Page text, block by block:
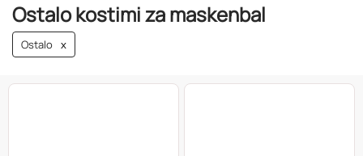
Ostalo kostimi za maskenbal
Ostalo x